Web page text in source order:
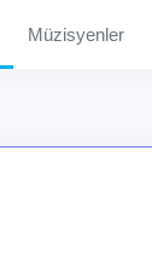
Müzisyenler